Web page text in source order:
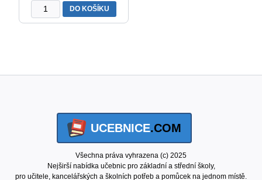
Matematika
pro
DO KOŠÍKU
UCEBNICE.COM
Všechna práva vyhrazena (c) 2025
Nejširší nabídka učebnic pro základní a střední školy,
pro učitele, kancelářských a školních potřeb a pomůcek na jednom místě.